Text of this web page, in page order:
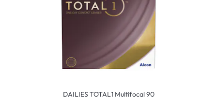
DAILIES TOTAL1 Multifocal 90